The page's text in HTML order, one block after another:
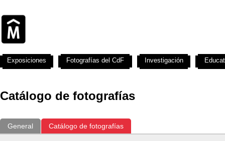
Catálogo de fotografías
General Catálogo de fotografías
Exposiciones Fotografías del CdF Investigación